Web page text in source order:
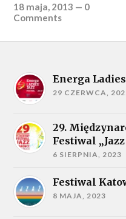
18 maja, 2013 — 0
Comments
Energa
29 CZERWCA,
29.
Festiwal
6 SIERPNIA, 2023
Festiwal
8 MAJA, 2023